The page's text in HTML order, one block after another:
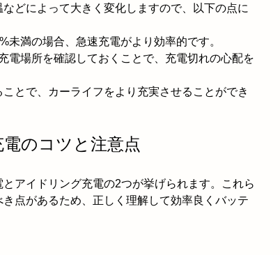
どによって大きく変化しますので、以下の点に
未満の場合、急速充電がより効率的です。
電場所を確認しておくことで、充電切れの心配を
とで、カーライフをより充実させることができ
のコツと注意点
アイドリング充電の2つが挙げられます。これら
点があるため、正しく理解して効率良くバッテ